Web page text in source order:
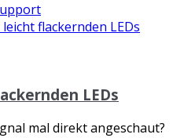
flackernden LEDs
LEDs
mal direkt angeschaut?